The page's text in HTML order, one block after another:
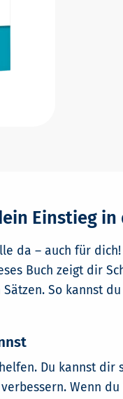
Einstieg
da – auch für
Buch zeigt dir
So kannst
Du kannst
Wenn